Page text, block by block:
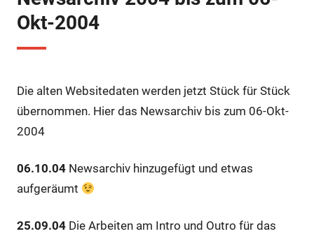
Okt-2004
Die alten Websitedaten werden jetzt Stück für Stück
übernommen. Hier das Newsarchiv bis zum 06-Okt-
2004
06.10.04Newsarchiv hinzugefügt und etwas
aufgeräumt
25.09.04Die Arbeiten am Intro und Outro für das